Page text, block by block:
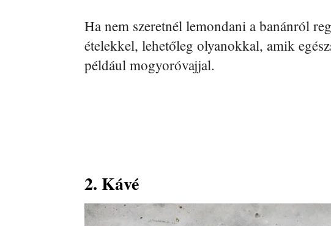
Ha nem szeretnél lemondani a banánról
ételekkel, lehetőleg olyanokkal, amik
például mogyoróvajjal.
2. Kávé